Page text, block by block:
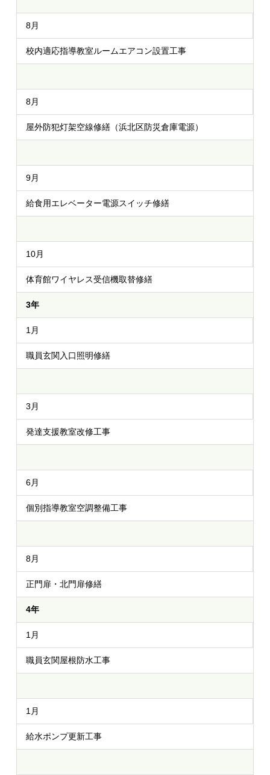
8月
校内適応指導教室ルームエアコン設置工事
8月
屋外防犯灯架空線修繕（浜北区防災倉庫電源）
9月
給食用エレベーター電源スイッチ修繕
10月
体育館ワイヤレス受信機取替修繕
3年
1月
職員玄関入口照明修繕
3月
発達支援教室改修工事
6月
個別指導教室空調整備工事
8月
正門扉・北門扉修繕
4年
1月
職員玄関屋根防水工事
1月
給水ポンプ更新工事